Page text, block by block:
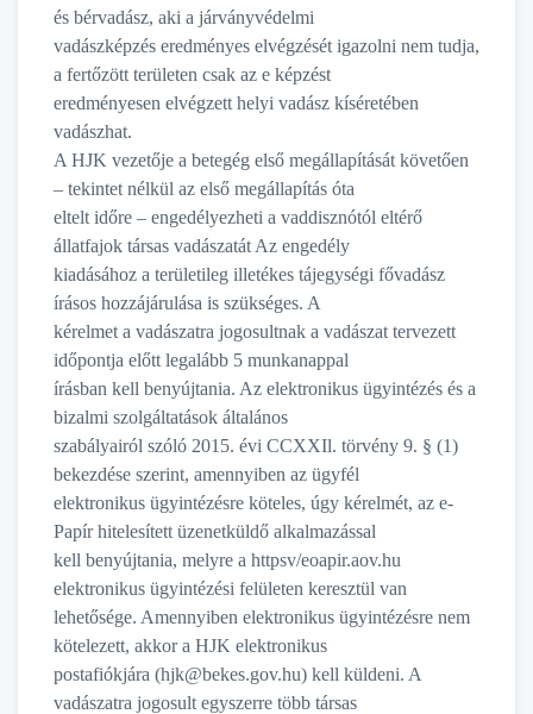
és bérvadász, aki a járványvédelmi
vadászképzés eredményes elvégzését igazolni nem tudja,
a fertőzött területen csak az e képzést
eredményesen elvégzett helyi vadász kíséretében
vadászhat.
A HJK vezetője a betegég első megállapítását követően
– tekintet nélkül az első megállapítás óta
eltelt időre – engedélyezheti a vaddisznótól eltérő
állatfajok társas vadászatát Az engedély
kiadásához a területileg illetékes tájegységi fővadász
írásos hozzájárulása is szükséges. A
kérelmet a vadászatra jogosultnak a vadászat tervezett
időpontja előtt legalább 5 munkanappal
írásban kell benyújtania. Az elektronikus ügyintézés és a
bizalmi szolgáltatások általános
szabályairól szóló 2015. évi CCXXIl. törvény 9. § (1)
bekezdése szerint, amennyiben az ügyfél
elektronikus ügyintézésre köteles, úgy kérelmét, az e-
Papír hitelesített üzenetküldő alkalmazással
kell benyújtania, melyre a httpsv/eoapir.aov.hu
elektronikus ügyintézési felületen keresztül van
lehetősége. Amennyiben elektronikus ügyintézésre nem
kötelezett, akkor a HJK elektronikus
postafiókjára (hjk@bekes.gov.hu) kell küldeni. A
vadászatra jogosult egyszerre több társas